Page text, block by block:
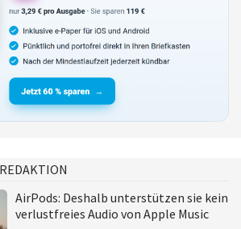
AirPods: Deshalb unterstützen sie kein
verlustfreies Audio von Apple Music